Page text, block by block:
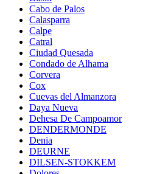
Cabo de Palos
Calasparra
Calpe
Catral
Ciudad Quesada
Condado de Alhama
Corvera
Cox
Cuevas del Almanzora
Daya Nueva
Dehesa De Campoamor
DENDERMONDE
Denia
DEURNE
DILSEN-STOKKEM